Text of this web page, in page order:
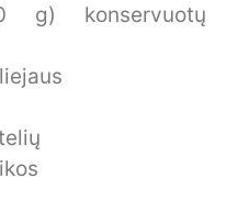
g) konservuotų